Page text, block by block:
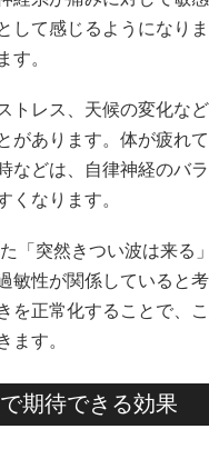
して感じるようになり
す。
トレス、天候の変化な
があります。体が疲れ
などは、自律神経のバ
くなります。
「突然きつい波は来る
敏性が関係していると
を正常化することで、
ます。
期待できる効果